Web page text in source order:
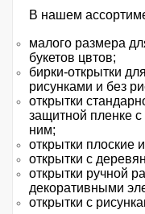
В нашем
малого размера
букетов цвтов;
бирки-открытки
рисунками и без
открытки
защитной пленке с
ним;
открытки плоские
открытки с
открытки ручной
декоративными
открытки с